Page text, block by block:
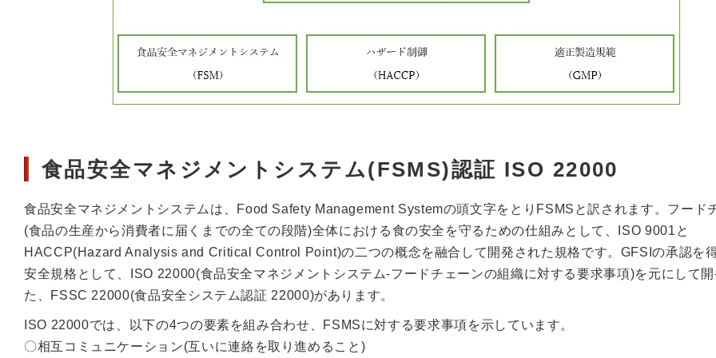
食品安全マネジメントシステム(FSMS)認証 ISO 22000
食品安全マネジメントシステムは、Food Safety Management Systemの頭文字をとりFSMSと訳されます。フード
(食品の生産から消費者に届くまでの全ての段階)全体における食の安全を守るための仕組みとして、ISO 9001と
HACCP(Hazard Analysis and Critical Control Point)の二つの概念を融合して開発された規格です。GFSIの承認を
安全規格として、ISO 22000(食品安全マネジメントシステム-フードチェーンの組織に対する要求事項)を元にして
た、FSSC 22000(食品安全システム認証 22000)があります。
ISO 22000では、以下の4つの要素を組み合わせ、FSMSに対する要求事項を示しています。
〇相互コミュニケーション(互いに連絡を取り進めること)